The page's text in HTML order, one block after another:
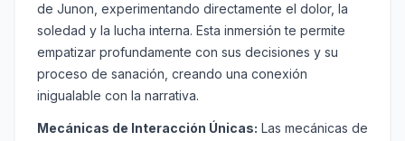
de Junon, experimentando directamente el dolor, la
soledad y la lucha interna. Esta inmersión te permite
empatizar profundamente con sus decisiones y su
proceso de sanación, creando una conexión
inigualable con la narrativa.
Mecánicas de Interacción Únicas: Las mecánicas de